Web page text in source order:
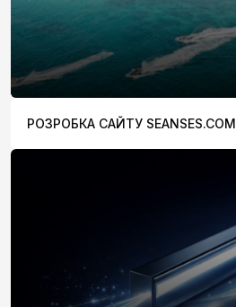
РОЗРОБКА САЙТУ SEANSES.COM